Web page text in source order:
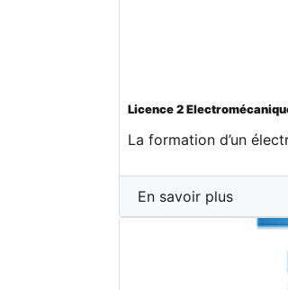
Licence 2
La formation d’un
En savoir plus